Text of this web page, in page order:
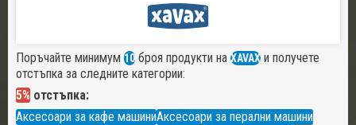
Поръчайте минимум 10 броя продукти на XAVAX и получете
отстъпка за следните категории:
5% отстъпка:
Аксесоари за кафе машиниАксесоари за перални машини